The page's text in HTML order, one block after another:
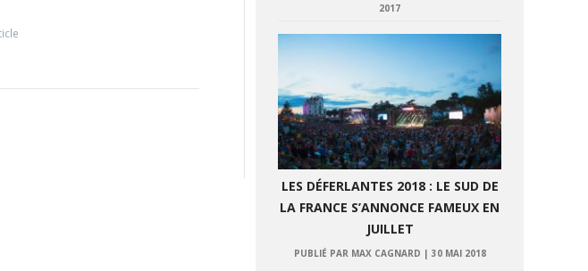
2017
LES DÉFERLANTES 2018 : LE SUD DE
LA FRANCE S’ANNONCE FAMEUX EN
JUILLET
PUBLIÉ PAR MAX CAGNARD | 30 MAI 2018